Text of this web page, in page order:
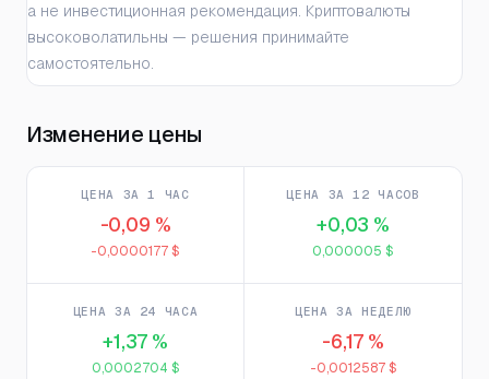
а не инвестиционная рекомендация. Криптовалюты
высоковолатильны — решения принимайте
самостоятельно.
Изменение цены
ЦЕНА ЗА 1 ЧАС
-0,09 %
-0,0000177 $
ЦЕНА ЗА 12 ЧАСОВ
+0,03 %
0,000005 $
ЦЕНА ЗА 24 ЧАСА
+1,37 %
0,0002704 $
ЦЕНА ЗА НЕДЕЛЮ
-6,17 %
-0,0012587 $